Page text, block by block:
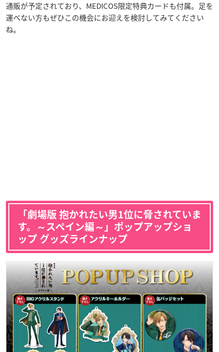
通販が予定されており、MEDICOS限定特典カードも付属。足を
運べない方もぜひこの機会にお迎えを検討してみてください
ね。
「劇場版 抱かれたい男1位に脅されていま
す。～スペイン編～」ポップアップショ
ップ グッズラインナップ